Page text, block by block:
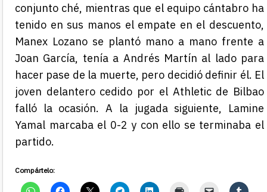
conjunto ché, mientras que el equipo cántabro ha
tenido en sus manos el empate en el descuento,
Manex Lozano se plantó mano a mano frente a
Joan García, tenía a Andrés Martín al lado para
hacer pase de la muerte, pero decidió definir él. El
joven delantero cedido por el Athletic de Bilbao
falló la ocasión. A la jugada siguiente, Lamine
Yamal marcaba el 0-2 y con ello se terminaba el
partido.
Compártelo: